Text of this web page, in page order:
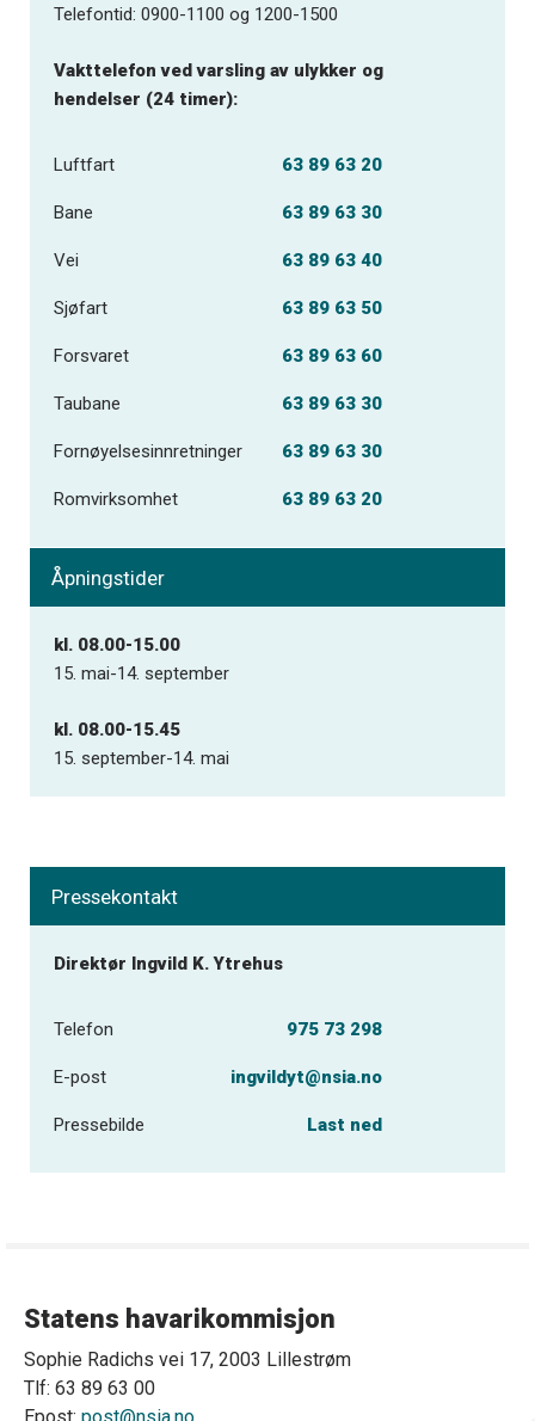
Telefontid: 0900-1100 og 1200-1500
Vakttelefon ved varsling av ulykker og
hendelser (24 timer):
Luftfart 63 89 63 20
Bane 63 89 63 30
Vei 63 89 63 40
Sjøfart 63 89 63 50
Forsvaret 63 89 63 60
Taubane 63 89 63 30
Fornøyelsesinnretninger 63 89 63 30
Romvirksomhet 63 89 63 20
Åpningstider
kl. 08.00-15.00
15. mai-14. september
kl. 08.00-15.45
15. september-14. mai
Pressekontakt
Direktør Ingvild K. Ytrehus
Telefon 975 73 298
E-post ingvildyt@nsia.no
Pressebilde Last ned
Statens havarikommisjon
Sophie Radichs vei 17, 2003 Lillestrøm
Tlf: 63 89 63 00